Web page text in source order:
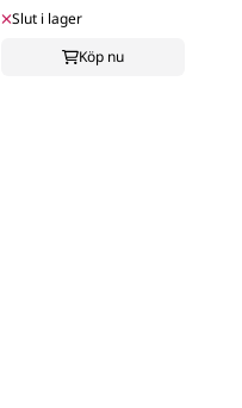
Slut i lager
Köp nu